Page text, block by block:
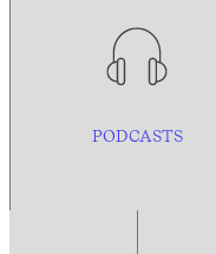
PODCASTS